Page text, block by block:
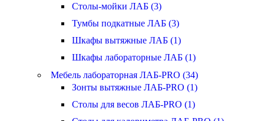
Столы-мойки ЛАБ (3)
Тумбы подкатные ЛАБ (3)
Шкафы вытяжные ЛАБ (1)
Шкафы лабораторные ЛАБ (1)
Мебель лабораторная ЛАБ-PRO (34)
Зонты вытяжные ЛАБ-PRO (1)
Столы для весов ЛАБ-PRO (1)